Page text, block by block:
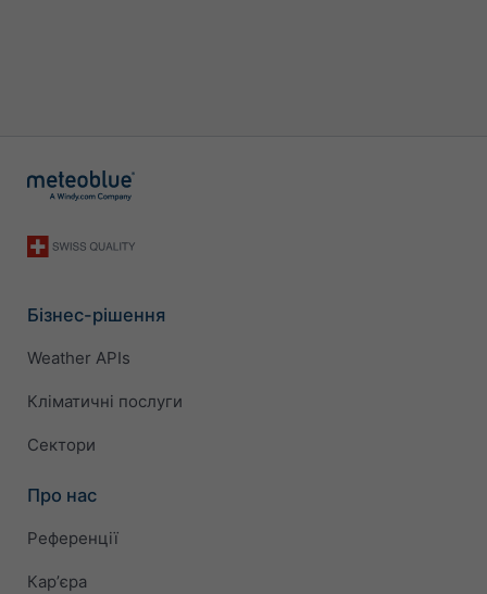
Бізнес-рішення
Weather APIs
Кліматичні послуги
Сектори
Про нас
Референції
Карʼєра